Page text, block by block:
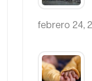
febrero 24,